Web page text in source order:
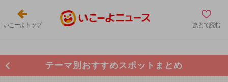
いこーよトップ あとで読む
テーマ別おすすめスポットまとめ